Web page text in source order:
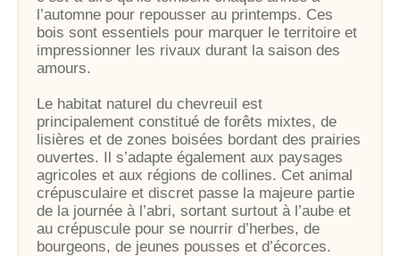
l’automne pour repousser au printemps. Ces
bois sont essentiels pour marquer le territoire et
impressionner les rivaux durant la saison des
amours.
Le habitat naturel du chevreuil est
principalement constitué de forêts mixtes, de
lisières et de zones boisées bordant des prairies
ouvertes. Il s’adapte également aux paysages
agricoles et aux régions de collines. Cet animal
crépusculaire et discret passe la majeure partie
de la journée à l’abri, sortant surtout à l’aube et
au crépuscule pour se nourrir d’herbes, de
bourgeons, de jeunes pousses et d’écorces.